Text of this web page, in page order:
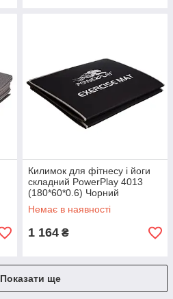
Килимок для фітнесу і йоги
складний PowerPlay 4013
(180*60*0.6) Чорний
Немає в наявності
1 164 ₴
Показати ще